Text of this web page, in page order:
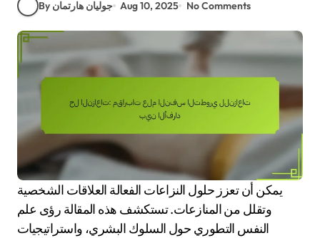
By جوليان هارتمان Aug 10, 2025 No Comments
يمكن أن تعزز حلول النزاعات الفعالة العلاقات الشخصية
وتقلل من المنازعات. تستكشف هذه المقالة رؤى علم
النفس التطوري حول السلوك البشري، واستراتيجيات